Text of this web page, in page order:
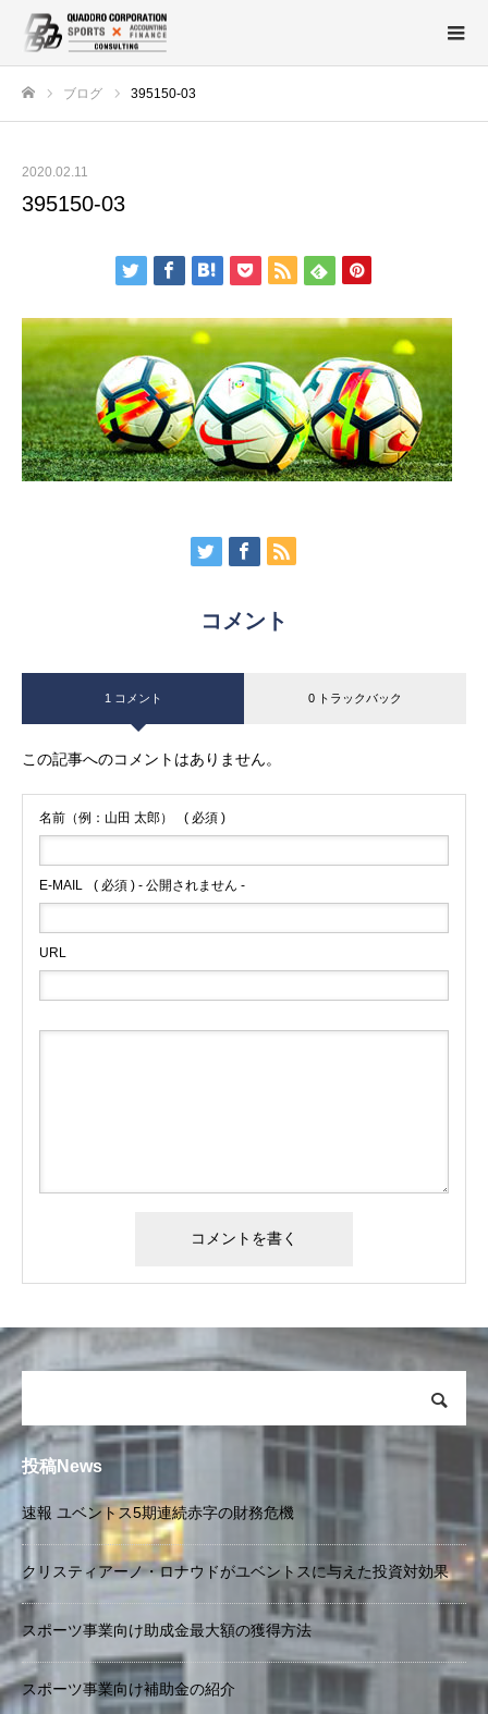
ブログ 395150-03
2020.02.11
395150-03
コメント
1 コメント 0 トラックバック
この記事へのコメントはありません。
名前（例：山田 太郎） ( 必須 )
E-MAIL ( 必須 ) - 公開されません -
URL
投稿News
速報 ユベントス5期連続赤字の財務危機
クリスティアーノ・ロナウドがユベントスに与えた投資対効果
スポーツ事業向け助成金最大額の獲得方法
スポーツ事業向け補助金の紹介